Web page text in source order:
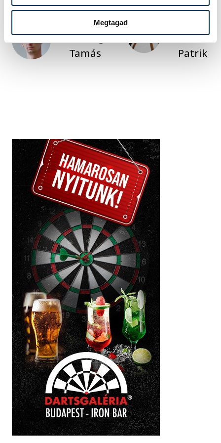
Megtagad
Schöngrundtner
Tamás
Vámosi
Patrik